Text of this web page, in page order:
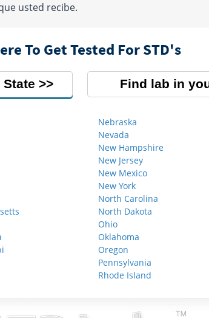
usted recibe.
To Get Tested For STD's
Find lab in
Nebraska
Nevada
New Hampshire
New Jersey
New Mexico
New York
North Carolina
North Dakota
Ohio
Oklahoma
Oregon
Pennsylvania
Rhode Island